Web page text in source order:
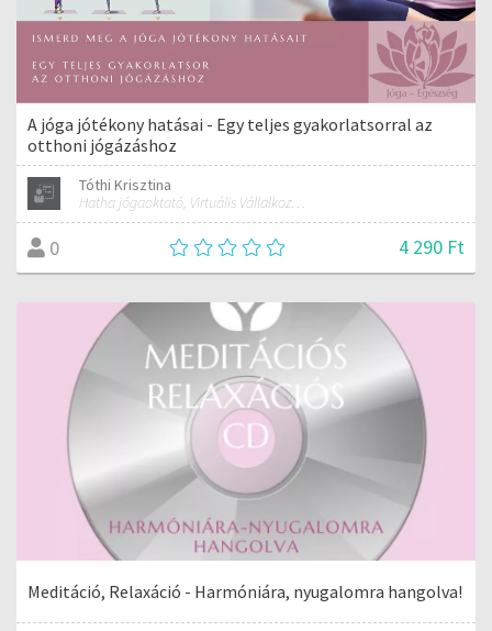
A jóga jótékony hatásai - Egy teljes gyakorlatsorral az
otthoni jógázáshoz
Tóthi Krisztina
Hatha jógaoktató, Virtuális Vállalkozási Asszisztens
0 4 290 Ft
Meditáció, Relaxáció - Harmóniára, nyugalomra hangolva!